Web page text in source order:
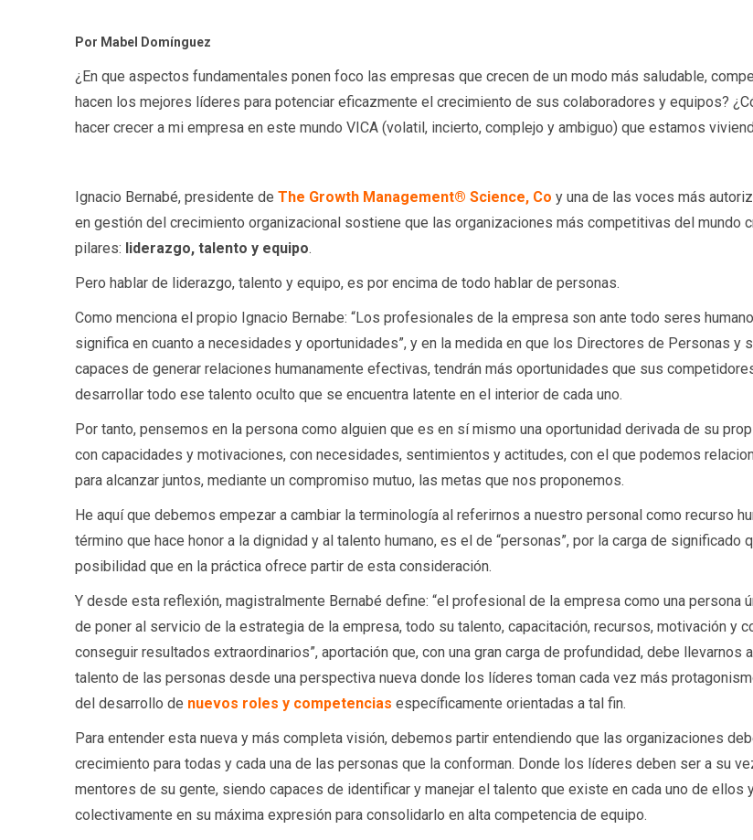
Por Mabel Domínguez
¿En que aspectos fundamentales ponen foco las empresas que crecen de un modo más saludable,
hacen los mejores líderes para potenciar eficazmente el crecimiento de sus colaboradores y equipos?
hacer crecer a mi empresa en este mundo VICA (volatil, incierto, complejo y ambiguo) que estamos
Ignacio Bernabé, presidente de The Growth Management® Science, Co y una de las voces más
en gestión del crecimiento organizacional sostiene que las organizaciones más competitivas del mundo
pilares: liderazgo, talento y equipo.
Pero hablar de liderazgo, talento y equipo, es por encima de todo hablar de personas.
Como menciona el propio Ignacio Bernabe: “Los profesionales de la empresa son ante todo seres
significa en cuanto a necesidades y oportunidades”, y en la medida en que los Directores de Personas y
capaces de generar relaciones humanamente efectivas, tendrán más oportunidades que sus
desarrollar todo ese talento oculto que se encuentra latente en el interior de cada uno.
Por tanto, pensemos en la persona como alguien que es en sí mismo una oportunidad derivada de su
con capacidades y motivaciones, con necesidades, sentimientos y actitudes, con el que podemos
para alcanzar juntos, mediante un compromiso mutuo, las metas que nos proponemos.
He aquí que debemos empezar a cambiar la terminología al referirnos a nuestro personal como recurso
término que hace honor a la dignidad y al talento humano, es el de “personas”, por la carga de significado
posibilidad que en la práctica ofrece partir de esta consideración.
Y desde esta reflexión, magistralmente Bernabé define: “el profesional de la empresa como una persona
de poner al servicio de la estrategia de la empresa, todo su talento, capacitación, recursos, motivación y
conseguir resultados extraordinarios”, aportación que, con una gran carga de profundidad, debe llevarnos
talento de las personas desde una perspectiva nueva donde los líderes toman cada vez más
del desarrollo de nuevos roles y competencias específicamente orientadas a tal fin.
Para entender esta nueva y más completa visión, debemos partir entendiendo que las organizaciones
crecimiento para todas y cada una de las personas que la conforman. Donde los líderes deben ser a su
mentores de su gente, siendo capaces de identificar y manejar el talento que existe en cada uno de ellos
colectivamente en su máxima expresión para consolidarlo en alta competencia de equipo.